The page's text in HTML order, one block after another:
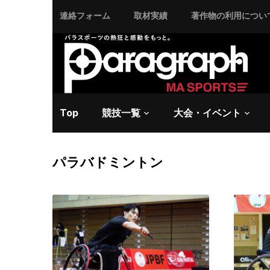
連絡フォーム 取材実績 著作物の利用につい
Top 競技一覧 大会・イベント
パラバドミントン